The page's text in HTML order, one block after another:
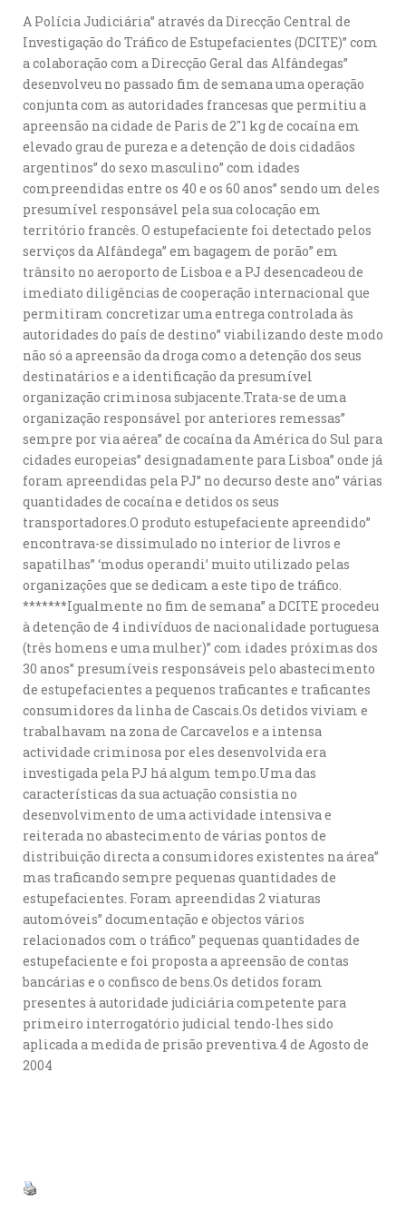
A Polícia Judiciária” através da Direcção Central de
Investigação do Tráfico de Estupefacientes (DCITE)” com
a colaboração com a Direcção Geral das Alfândegas”
desenvolveu no passado fim de semana uma operação
conjunta com as autoridades francesas que permitiu a
apreensão na cidade de Paris de 2″1 kg de cocaína em
elevado grau de pureza e a detenção de dois cidadãos
argentinos” do sexo masculino” com idades
compreendidas entre os 40 e os 60 anos” sendo um deles
presumível responsável pela sua colocação em
território francês. O estupefaciente foi detectado pelos
serviços da Alfândega” em bagagem de porão” em
trânsito no aeroporto de Lisboa e a PJ desencadeou de
imediato diligências de cooperação internacional que
permitiram concretizar uma entrega controlada às
autoridades do país de destino” viabilizando deste modo
não só a apreensão da droga como a detenção dos seus
destinatários e a identificação da presumível
organização criminosa subjacente.Trata-se de uma
organização responsável por anteriores remessas”
sempre por via aérea” de cocaína da América do Sul para
cidades europeias” designadamente para Lisboa” onde já
foram apreendidas pela PJ” no decurso deste ano” várias
quantidades de cocaína e detidos os seus
transportadores.O produto estupefaciente apreendido”
encontrava-se dissimulado no interior de livros e
sapatilhas” ‘modus operandi’ muito utilizado pelas
organizações que se dedicam a este tipo de tráfico.
*******Igualmente no fim de semana” a DCITE procedeu
à detenção de 4 indivíduos de nacionalidade portuguesa
(três homens e uma mulher)” com idades próximas dos
30 anos” presumíveis responsáveis pelo abastecimento
de estupefacientes a pequenos traficantes e traficantes
consumidores da linha de Cascais.Os detidos viviam e
trabalhavam na zona de Carcavelos e a intensa
actividade criminosa por eles desenvolvida era
investigada pela PJ há algum tempo.Uma das
características da sua actuação consistia no
desenvolvimento de uma actividade intensiva e
reiterada no abastecimento de várias pontos de
distribuição directa a consumidores existentes na área”
mas traficando sempre pequenas quantidades de
estupefacientes. Foram apreendidas 2 viaturas
automóveis” documentação e objectos vários
relacionados com o tráfico” pequenas quantidades de
estupefaciente e foi proposta a apreensão de contas
bancárias e o confisco de bens.Os detidos foram
presentes à autoridade judiciária competente para
primeiro interrogatório judicial tendo-lhes sido
aplicada a medida de prisão preventiva.4 de Agosto de
2004